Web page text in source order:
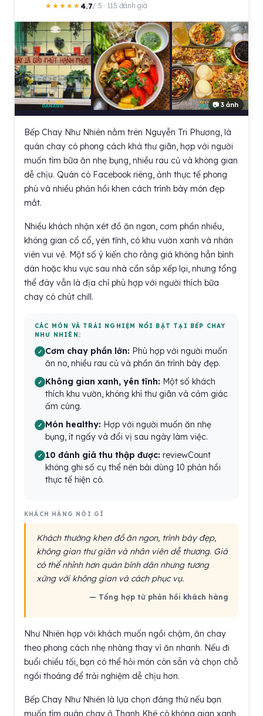
★★★★★4.7/ 5 · 115 đánh giá
📷 3 ảnh
Bếp Chay Như Nhiên nằm trên Nguyễn Tri Phương, là
quán chay có phong cách khá thư giãn, hợp với người
muốn tìm bữa ăn nhẹ bụng, nhiều rau củ và không gian
dễ chịu. Quán có Facebook riêng, ảnh thực tế phong
phú và nhiều phản hồi khen cách trình bày món đẹp
mắt.
Nhiều khách nhận xét đồ ăn ngon, cơm phần nhiều,
không gian cổ cổ, yên tĩnh, có khu vườn xanh và nhân
viên vui vẻ. Một số ý kiến cho rằng giá không hẳn bình
dân hoặc khu vực sau nhà cần sắp xếp lại, nhưng tổng
thể đây vẫn là địa chỉ phù hợp với người thích bữa
chay có chút chill.
CÁC MÓN VÀ TRẢI NGHIỆM NỔI BẬT TẠI BẾP CHAY
NHƯ NHIÊN:
Cơm chay phần lớn: Phù hợp với người muốn
ăn no, nhiều rau củ và phần ăn trình bày đẹp.
Không gian xanh, yên tĩnh: Một số khách
thích khu vườn, không khí thư giãn và cảm giác
ấm cúng.
Món healthy: Hợp với người muốn ăn nhẹ
bụng, ít ngấy và đổi vị sau ngày làm việc.
10 đánh giá thu thập được: reviewCount
không ghi số cụ thể nên bài dùng 10 phản hồi
thực tế hiện có.
KHÁCH HÀNG NÓI GÌ
Khách thường khen đồ ăn ngon, trình bày đẹp,
không gian thư giãn và nhân viên dễ thương. Giá
có thể nhỉnh hơn quán bình dân nhưng tương
xứng với không gian và cách phục vụ.
— Tổng hợp từ phản hồi khách hàng
Như Nhiên hợp với khách muốn ngồi chậm, ăn chay
theo phong cách nhẹ nhàng thay vì ăn nhanh. Nếu đi
buổi chiều tối, bạn có thể hỏi món còn sẵn và chọn chỗ
ngồi thoáng để trải nghiệm dễ chịu hơn.
Bếp Chay Như Nhiên là lựa chọn đáng thử nếu bạn
muốn tìm quán chay ở Thanh Khê có không gian xanh